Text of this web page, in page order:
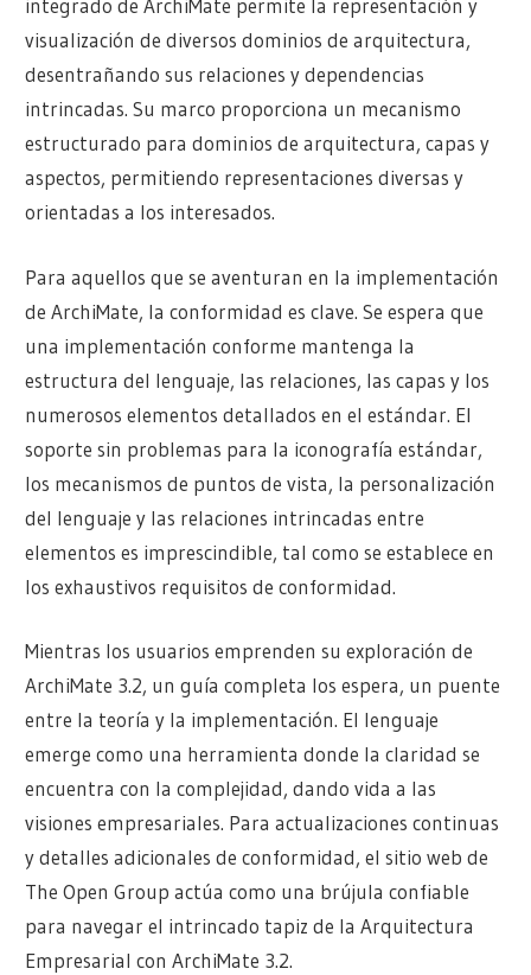
integrado de ArchiMate permite la representación y
visualización de diversos dominios de arquitectura,
desentrañando sus relaciones y dependencias
intrincadas. Su marco proporciona un mecanismo
estructurado para dominios de arquitectura, capas y
aspectos, permitiendo representaciones diversas y
orientadas a los interesados.
Para aquellos que se aventuran en la implementación
de ArchiMate, la conformidad es clave. Se espera que
una implementación conforme mantenga la
estructura del lenguaje, las relaciones, las capas y los
numerosos elementos detallados en el estándar. El
soporte sin problemas para la iconografía estándar,
los mecanismos de puntos de vista, la personalización
del lenguaje y las relaciones intrincadas entre
elementos es imprescindible, tal como se establece en
los exhaustivos requisitos de conformidad.
Mientras los usuarios emprenden su exploración de
ArchiMate 3.2, un guía completa los espera, un puente
entre la teoría y la implementación. El lenguaje
emerge como una herramienta donde la claridad se
encuentra con la complejidad, dando vida a las
visiones empresariales. Para actualizaciones continuas
y detalles adicionales de conformidad, el sitio web de
The Open Group actúa como una brújula confiable
para navegar el intrincado tapiz de la Arquitectura
Empresarial con ArchiMate 3.2.